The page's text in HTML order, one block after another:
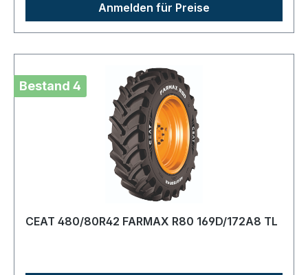
Anmelden für Preise
Bestand 4
CEAT 480/80R42 FARMAX R80 169D/172A8 TL